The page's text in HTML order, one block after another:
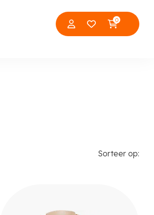
0
Sorteer op: